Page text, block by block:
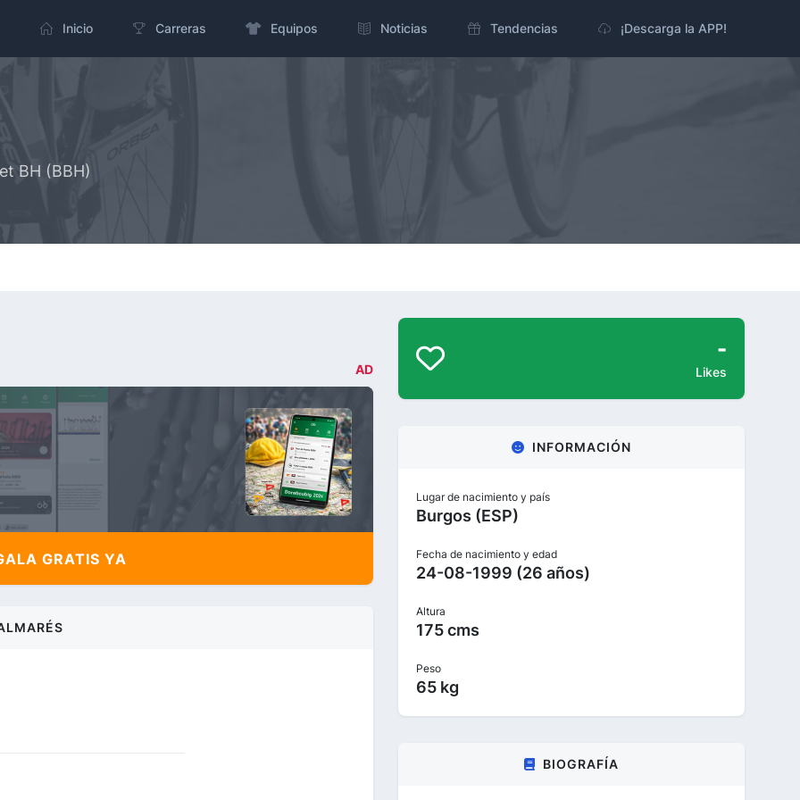
Inicio Carreras Equipos Noticias Tendencias ¡Descarga la APP!
BH (BBH)
AD
GRATIS YA
-
Likes
INFORMACIÓN
Lugar de nacimiento y país
Burgos (ESP)
Fecha de nacimiento y edad
24-08-1999 (26 años)
Altura
175 cms
Peso
65 kg
BIOGRAFÍA